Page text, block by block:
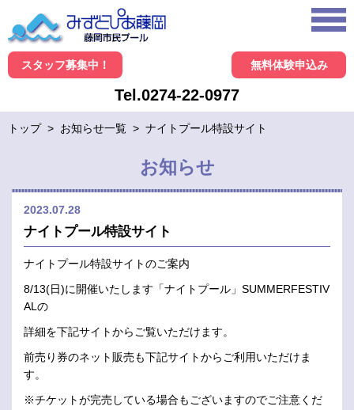
スタッフ募集中！ 無料体験申込み
Tel.0274-22-0977
トップ > お知らせ一覧 > ナイトプール特設サイト
お知らせ
2023.07.28
ナイトプール特設サイト
ナイトプール特設サイトのご案内
8/13(日)に開催いたします「ナイトプール」SUMMERFESTIV
ALの
詳細を下記サイトからご覧いただけます。
前売り券のネット販売も下記サイトからご利用いただけま
す。
※チケットが完売している場合もございますのでご注意くだ